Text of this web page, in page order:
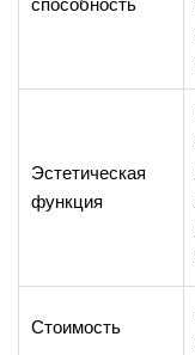
способность
Эстетическая
функция
Стоимость